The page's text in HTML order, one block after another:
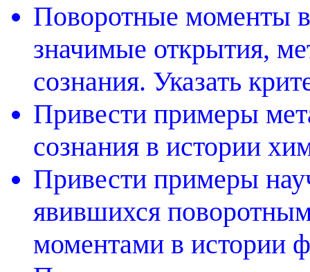
Поворотные моменты
значимые открытия,
сознания. Указать
Привести примеры
сознания в истории
Привести примеры
явившихся
моментами в истории